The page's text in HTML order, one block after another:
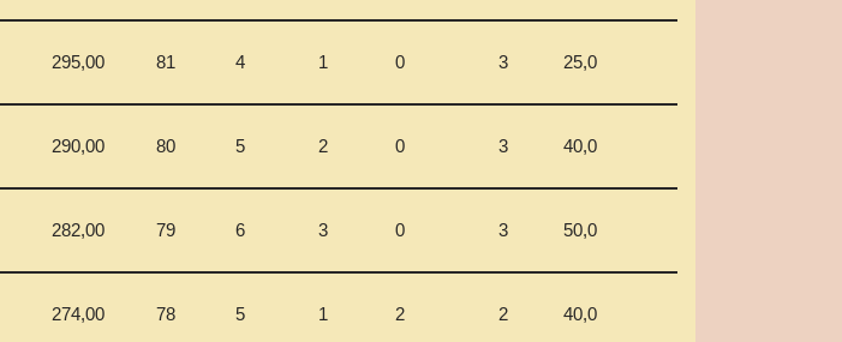
295,00 81 4 1 0 3 25,0
290,00 80 5 2 0 3 40,0
282,00 79 6 3 0 3 50,0
274,00 78 5 1 2 2 40,0